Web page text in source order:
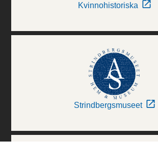
Kvinnohistoriska
Strindbergsmuseet